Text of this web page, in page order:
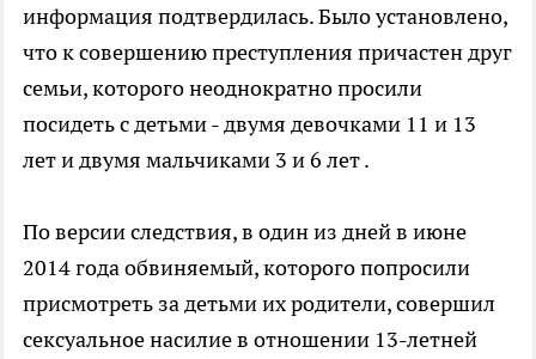
информация подтвердилась. Было установлено,
что к совершению преступления причастен друг
семьи, которого неоднократно просили
посидеть с детьми - двумя девочками 11 и 13
лет и двумя мальчиками 3 и 6 лет .
По версии следствия, в один из дней в июне
2014 года обвиняемый, которого попросили
присмотреть за детьми их родители, совершил
сексуальное насилие в отношении 13-летней